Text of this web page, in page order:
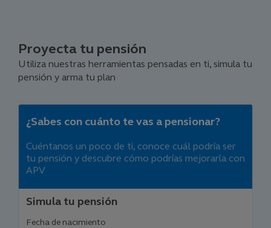
Proyecta tu pensión
Utiliza nuestras herramientas pensadas en ti, simula tu
pensión y arma tu plan
¿Sabes con cuánto te vas a pensionar?
Cuéntanos un poco de ti, conoce cuál podría ser
tu pensión y descubre cómo podrías mejorarla con
APV
Simula tu pensión
Fecha de nacimiento